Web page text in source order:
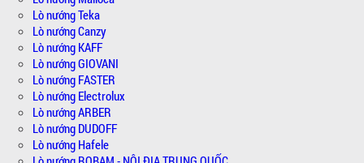
Lò nướng Teka
Lò nướng Canzy
Lò nướng KAFF
Lò nướng GIOVANI
Lò nướng FASTER
Lò nướng Electrolux
Lò nướng ARBER
Lò nướng DUDOFF
Lò nướng Hafele